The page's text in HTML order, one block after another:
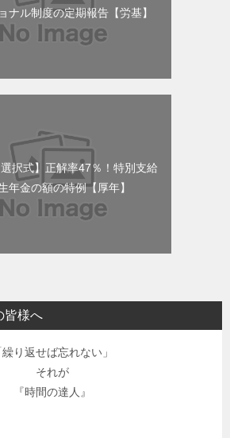
ナル制度の定期報告【労基】
選択式】正解率47％！特別支給
年金の額の特例【厚年】
皆様へ
繰り返せば忘れない」
それが
『時間の達人』